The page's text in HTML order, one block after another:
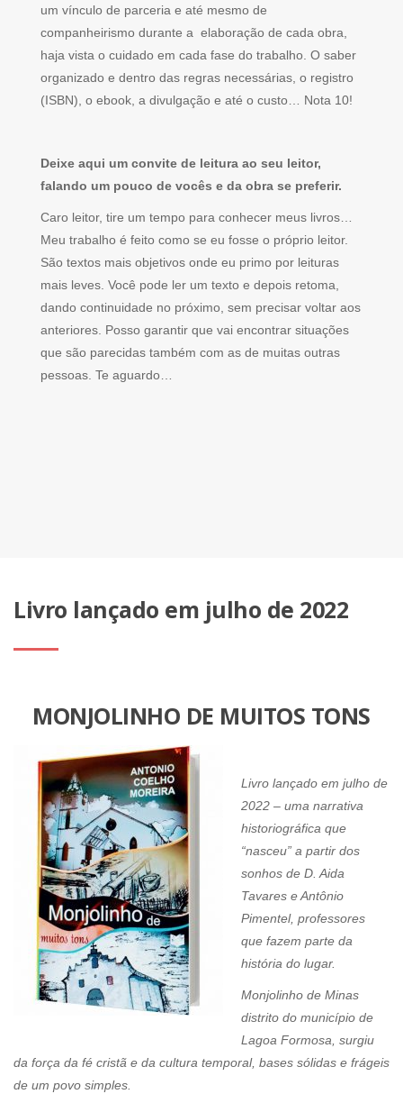
um vínculo de parceria e até mesmo de
companheirismo durante a elaboração de cada obra,
haja vista o cuidado em cada fase do trabalho. O saber
organizado e dentro das regras necessárias, o registro
(ISBN), o ebook, a divulgação e até o custo… Nota 10!
Deixe aqui um convite de leitura ao seu leitor,
falando um pouco de vocês e da obra se preferir.
Caro leitor, tire um tempo para conhecer meus livros…
Meu trabalho é feito como se eu fosse o próprio leitor.
São textos mais objetivos onde eu primo por leituras
mais leves. Você pode ler um texto e depois retoma,
dando continuidade no próximo, sem precisar voltar aos
anteriores. Posso garantir que vai encontrar situações
que são parecidas também com as de muitas outras
pessoas. Te aguardo…
Livro lançado em julho de 2022
MONJOLINHO DE MUITOS TONS
Livro lançado em julho de
2022 – uma narrativa
historiográfica que
“nasceu” a partir dos
sonhos de D. Aida
Tavares e Antônio
Pimentel, professores
que fazem parte da
história do lugar.
Monjolinho de Minas
distrito do município de
Lagoa Formosa, surgiu
da força da fé cristã e da cultura temporal, bases sólidas e frágeis
de um povo simples.